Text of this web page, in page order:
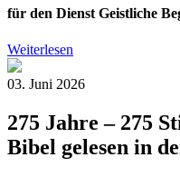
für den Dienst Geistliche
Weiterlesen
03. Juni 2026
275 Jahre – 275
Bibel gelesen in